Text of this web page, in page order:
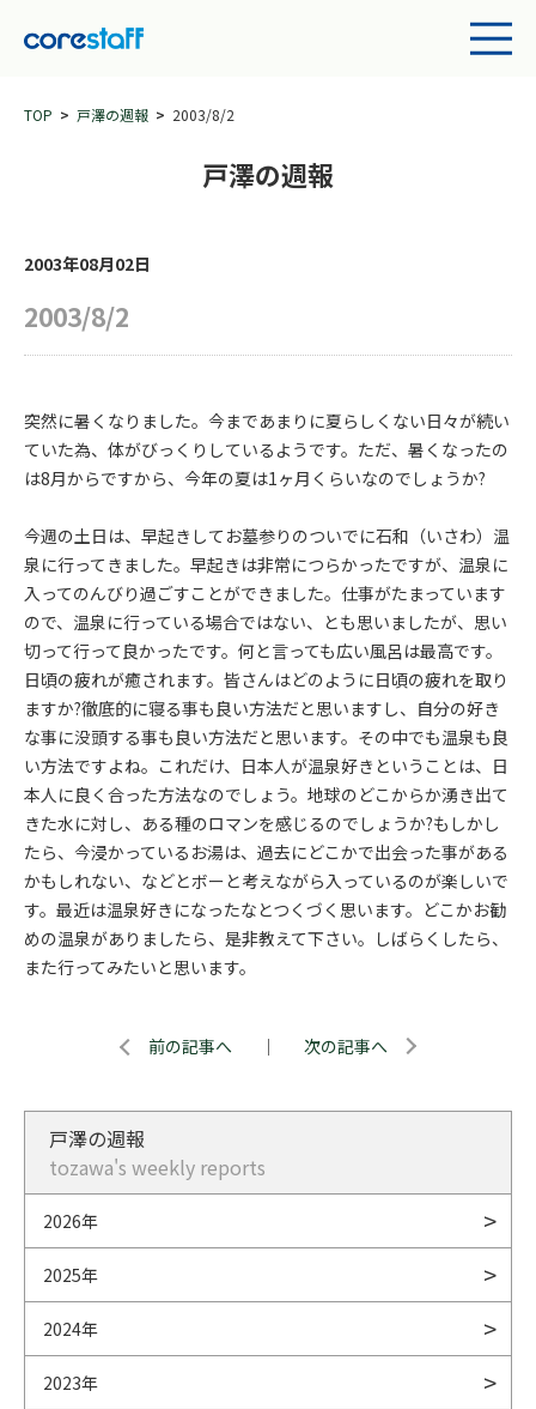
TOP 戸澤の週報 2003/8/2
戸澤の週報
2003年08月02日
2003/8/2
突然に暑くなりました。今まであまりに夏らしくない日々が続い
ていた為、体がびっくりしているようです。ただ、暑くなったの
は8月からですから、今年の夏は1ヶ月くらいなのでしょうか?
今週の土日は、早起きしてお墓参りのついでに石和（いさわ）温
泉に行ってきました。早起きは非常につらかったですが、温泉に
入ってのんびり過ごすことができました。仕事がたまっています
ので、温泉に行っている場合ではない、とも思いましたが、思い
切って行って良かったです。何と言っても広い風呂は最高です。
日頃の疲れが癒されます。皆さんはどのように日頃の疲れを取り
ますか?徹底的に寝る事も良い方法だと思いますし、自分の好き
な事に没頭する事も良い方法だと思います。その中でも温泉も良
い方法ですよね。これだけ、日本人が温泉好きということは、日
本人に良く合った方法なのでしょう。地球のどこからか湧き出て
きた水に対し、ある種のロマンを感じるのでしょうか?もしかし
たら、今浸かっているお湯は、過去にどこかで出会った事がある
かもしれない、などとボーと考えながら入っているのが楽しいで
す。最近は温泉好きになったなとつくづく思います。どこかお勧
めの温泉がありましたら、是非教えて下さい。しばらくしたら、
また行ってみたいと思います。
前の記事へ ｜ 次の記事へ
戸澤の週報
tozawa's weekly reports
2026年
2025年
2024年
2023年